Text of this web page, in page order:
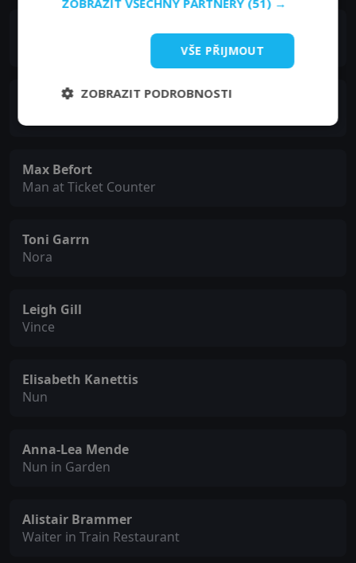
Emily Cox
Max Befort
Man at Ticket Counter
Toni Garrn
Nora
Leigh Gill
Vince
Elisabeth Kanettis
Nun
Anna-Lea Mende
Nun in Garden
Alistair Brammer
Waiter in Train Restaurant
VŠE PŘIJMOUT
ZOBRAZIT PODROBNOSTI